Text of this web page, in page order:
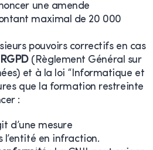
une amende
maximal de 20 000
pouvoirs correctifs en cas
RGPD(Règlement Général sur
et à la loi “Informatique et
que la formation restreinte
:
d’une mesure
l’entité en infraction.